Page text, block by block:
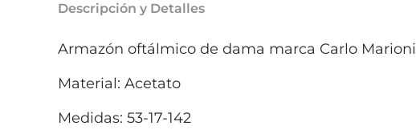
Descripción y Detalles
Armazón oftálmico de dama marca Carlo Marioni
Material: Acetato
Medidas: 53-17-142